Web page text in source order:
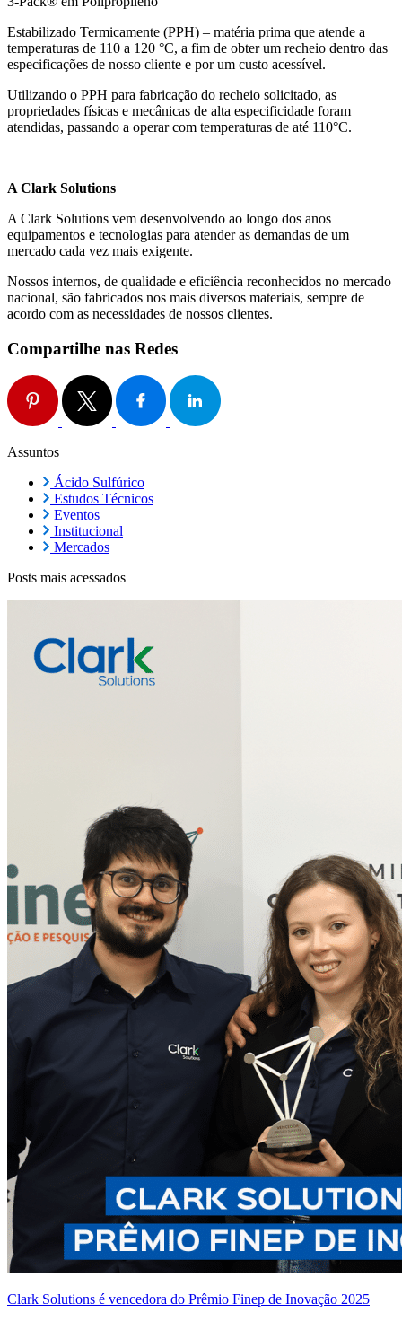
Estabilizado Termicamente (PPH) – matéria prima que atende a
temperaturas de 110 a 120 °C, a fim de obter um recheio dentro das
especificações de nosso cliente e por um custo acessível.
Utilizando o PPH para fabricação do recheio solicitado, as
propriedades físicas e mecânicas de alta especificidade foram
atendidas, passando a operar com temperaturas de até 110°C.
A Clark Solutions
A Clark Solutions vem desenvolvendo ao longo dos anos
equipamentos e tecnologias para atender as demandas de um
mercado cada vez mais exigente.
Nossos internos, de qualidade e eficiência reconhecidos no mercado
nacional, são fabricados nos mais diversos materiais, sempre de
acordo com as necessidades de nossos clientes.
Compartilhe nas Redes
Assuntos
Ácido Sulfúrico
Estudos Técnicos
Eventos
Institucional
Mercados
Posts mais acessados
Clark Solutions é vencedora do Prêmio Finep de Inovação 2025